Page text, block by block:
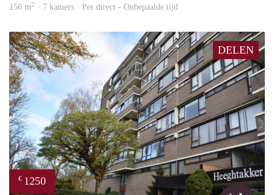
156 m2 · 7 kamers · Per direct - Onbepaalde tijd
DELEN
€ 1250
Brick